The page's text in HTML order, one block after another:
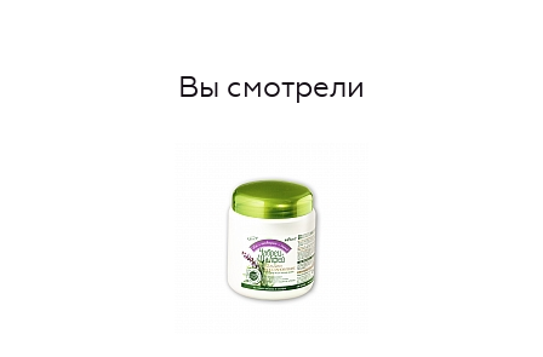
Вы смотрели